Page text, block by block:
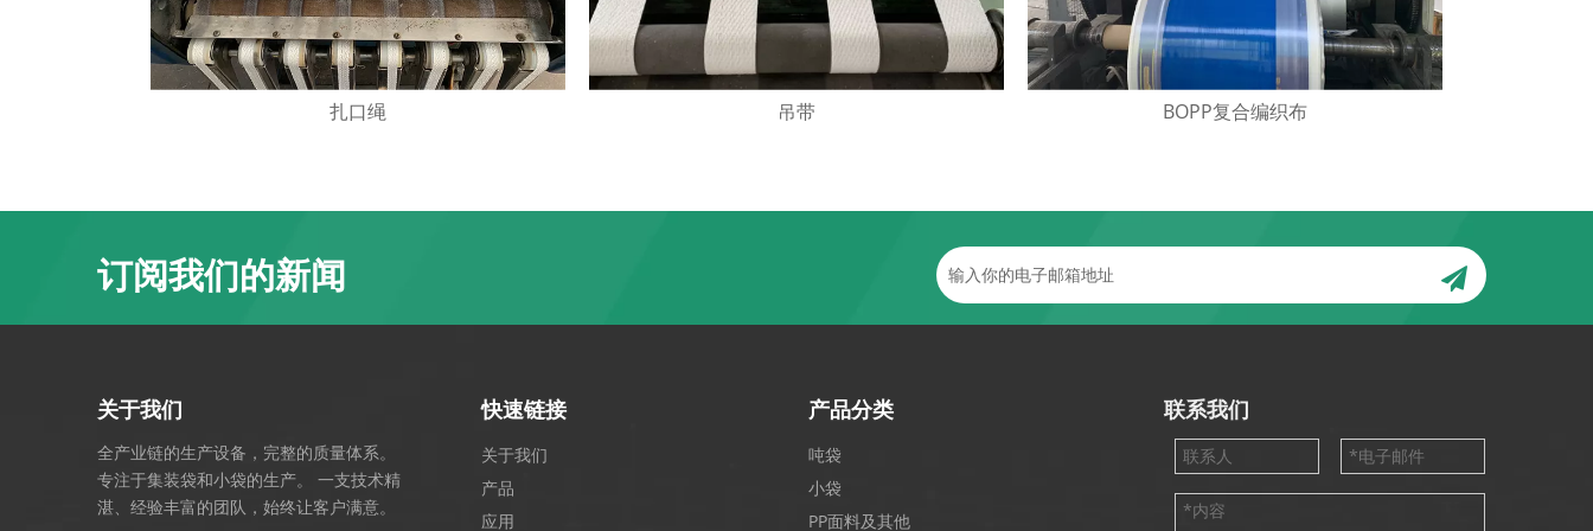
扎口绳 吊带 BOPP复合编织布
订阅我们的新闻
关于我们
全产业链的生产设备，完整的质量体系。
专注于集装袋和小袋的生产。 一支技术精
湛、经验丰富的团队，始终让客户满意。
快速链接
关于我们
产品
应用
产品分类
吨袋
小袋
PP面料及其他
联系我们